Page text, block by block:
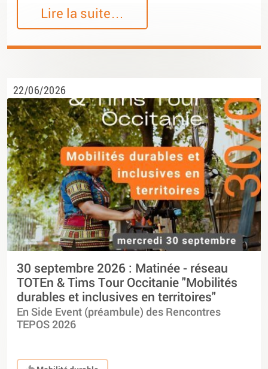
Lire la suite…
22/06/2026
30 septembre 2026 : Matinée - réseau
TOTEn & Tims Tour Occitanie "Mobilités
durables et inclusives en territoires"
En Side Event (préambule) des Rencontres
TEPOS 2026